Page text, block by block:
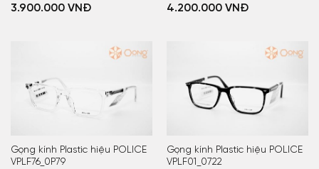
3.900.000VNĐ 4.200.000VNĐ
Gọng kính Plastic hiệu POLICE
VPLF76_0P79
Gọng kính Plastic hiệu POLICE
VPLF01_0722